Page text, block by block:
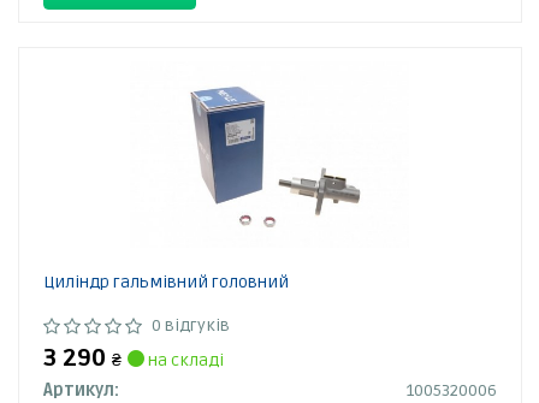
Циліндр гальмівний головний
0 відгуків
3 290 ₴
на складі
Артикул:
1005320006